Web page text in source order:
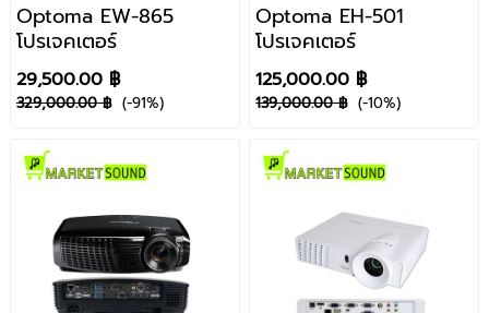
Optoma EW-865
โปรเจคเตอร์
29,500.00 ฿
329,000.00 ฿ (-91%)
Optoma EH-501
โปรเจคเตอร์
125,000.00 ฿
139,000.00 ฿ (-10%)